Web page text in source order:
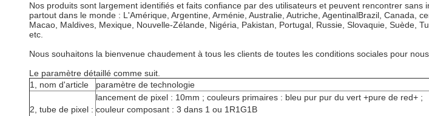
Nos produits sont largement identifiés et faits confiance par des utilisateurs et peuvent rencontrer
partout dans le monde : L'Amérique, Argentine, Arménie, Australie, Autriche, AgentinalBrazil, Canada,
Macao, Maldives, Mexique, Nouvelle-Zélande, Nigéria, Pakistan, Portugal, Russie, Slovaquie, Suède,
etc.
Nous souhaitons la bienvenue chaudement à tous les clients de toutes les conditions sociales pour
Le paramètre détaillé comme suit.
1, nom d'article
paramètre de technologie
2, tube de pixel :
lancement de pixel : 10mm ; couleurs primaires : bleu pur pur du vert +pure de red+ ;
couleur composant : 3 dans 1 ou 1R1G1B